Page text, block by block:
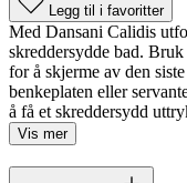
Legg til i favoritter
Med Dansani Calidis
skreddersydde bad.
for å skjerme av den
benkeplaten eller
å få et skreddersydd
Vis mer